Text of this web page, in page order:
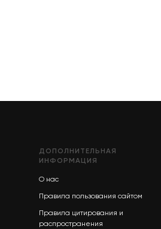
ДОПОЛНИТЕЛЬНАЯ
ИНФОРМАЦИЯ
О нас
Правила пользования сайтом
Правила цитирования и
распространения